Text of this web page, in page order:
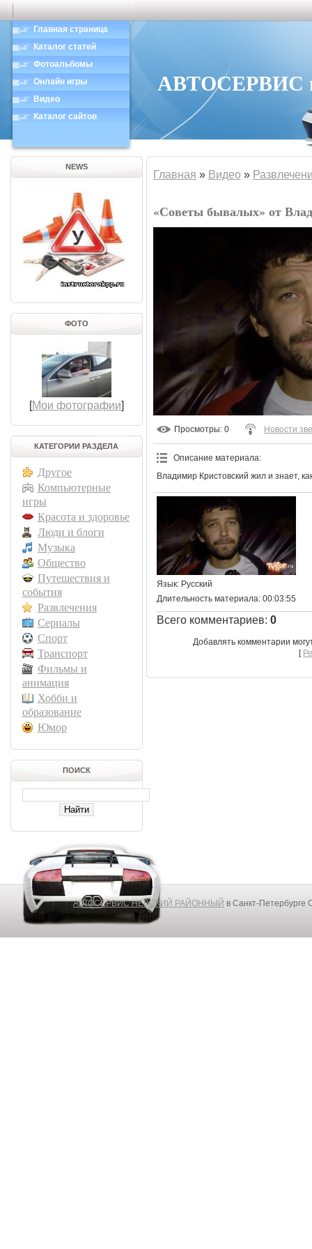
Главная страница
Каталог статей
Фотоальбомы
Онлайн игры
Видео
Каталог сайтов
АВТОСЕРВИС в
NEWS
ФОТО
[Мои фотографии]
КАТЕГОРИИ РАЗДЕЛА
Другое
Компьютерные
игры
Красота и здоровье
Люди и блоги
Музыка
Общество
Путешествия и
события
Развлечения
Сериалы
Спорт
Транспорт
Фильмы и
анимация
Хобби и
образование
Юмор
ПОИСК
Главная » Видео »
«Советы бывалых» от
Просмотры: 0 Новости
Описание материала:
Владимир Кристовский жил и знает,
Язык: Русский
Длительность материала: 00:03:55
Всего комментариев: 0
Добавлять комментарии
[
АВТОСЕРВИС НЕВСКИЙ РАЙОННЫЙ в Санкт-Петербурге